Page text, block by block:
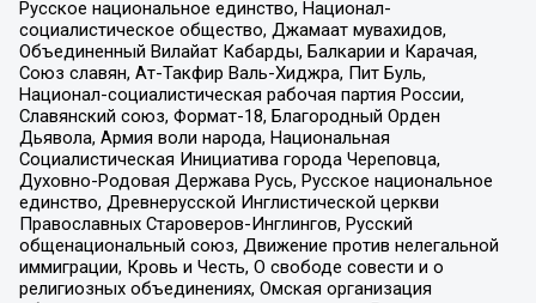
Русское национальное единство, Национал-
социалистическое общество, Джамаат мувахидов,
Объединенный Вилайат Кабарды, Балкарии и Карачая,
Союз славян, Ат-Такфир Валь-Хиджра, Пит Буль,
Национал-социалистическая рабочая партия России,
Славянский союз, Формат-18, Благородный Орден
Дьявола, Армия воли народа, Национальная
Социалистическая Инициатива города Череповца,
Духовно-Родовая Держава Русь, Русское национальное
единство, Древнерусской Инглистической церкви
Православных Староверов-Инглингов, Русский
общенациональный союз, Движение против нелегальной
иммиграции, Кровь и Честь, О свободе совести и о
религиозных объединениях, Омская организация